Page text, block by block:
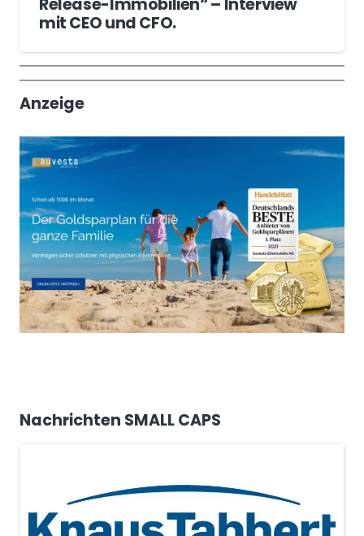
Release-Immobilien“ – Interview
mit CEO und CFO.
Wochenrückblick
Trendthemen
Anzeige
Nachrichten SMALL CAPS